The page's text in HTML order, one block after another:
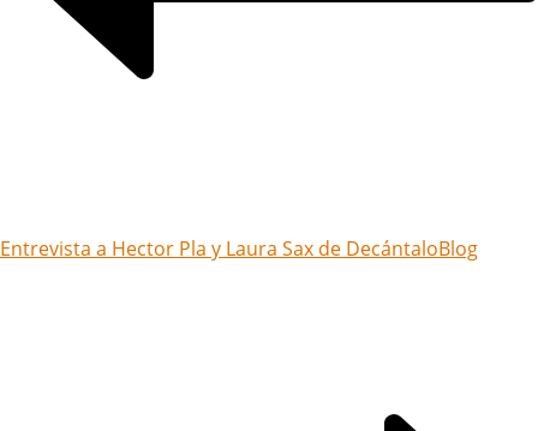
Entrevista a Hector Pla y Laura Sax de DecántaloBlog